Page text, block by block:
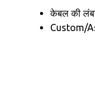
केबल की
Custom/